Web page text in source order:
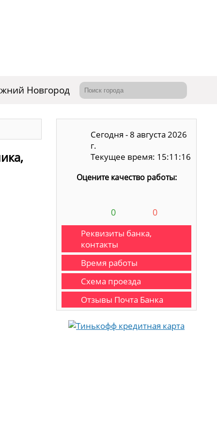
Новгород
Сегодня - 8 августа 2026
г.
Текущее время: 15:11:17
Оцените качество работы:
0 0
Реквизиты банка,
контакты
Время работы
Схема проезда
Отзывы Почта Банка